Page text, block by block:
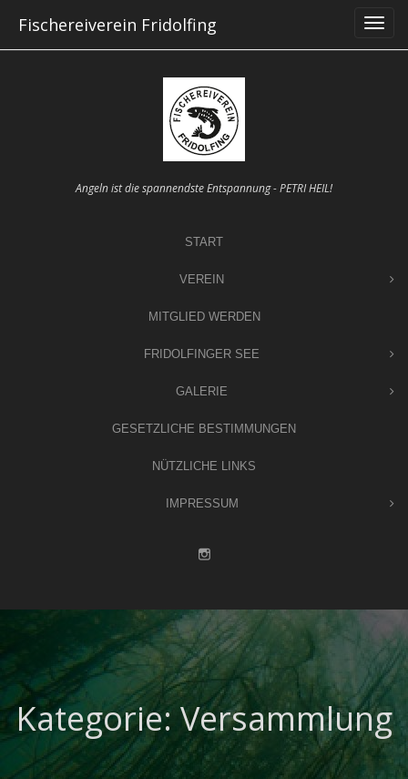
Fischereiverein Fridolfing
Angeln ist die spannendste Entspannung - PETRI HEIL!
START
VEREIN
MITGLIED WERDEN
FRIDOLFINGER SEE
GALERIE
GESETZLICHE BESTIMMUNGEN
NÜTZLICHE LINKS
IMPRESSUM
Kategorie: Versammlung